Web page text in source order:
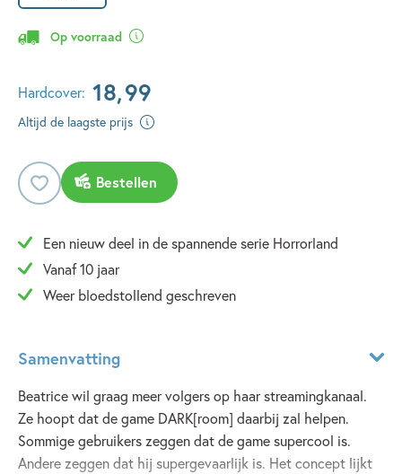
Op voorraad
Hardcover: 18,99
Altijd de laagste prijs
Bestellen
Een nieuw deel in de spannende serie Horrorland
Vanaf 10 jaar
Weer bloedstollend geschreven
Samenvatting
Beatrice wil graag meer volgers op haar streamingkanaal.
Ze hoopt dat de game DARK[room] daarbij zal helpen.
Sommige gebruikers zeggen dat de game supercool is.
Andere zeggen dat hij supergevaarlijk is. Het concept lijkt